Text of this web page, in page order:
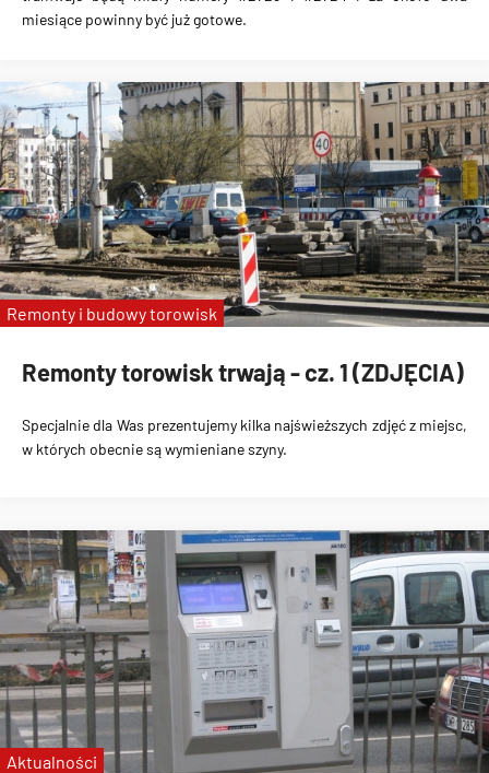
miesiące powinny być już gotowe.
Remonty torowisk trwają - cz. 1 (ZDJĘCIA)
Specjalnie dla Was prezentujemy kilka najświeższych zdjęć z miejsc,
w których obecnie są wymieniane szyny.
Remonty i budowy torowisk
Aktualności